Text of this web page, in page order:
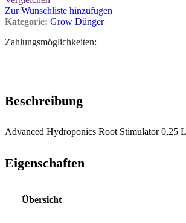
Zur Wunschliste hinzufügen
Kategorie: Grow Dünger
Zahlungsmöglichkeiten:
Beschreibung
Advanced Hydroponics Root Stimulator 0,25 L
Eigenschaften
Übersicht